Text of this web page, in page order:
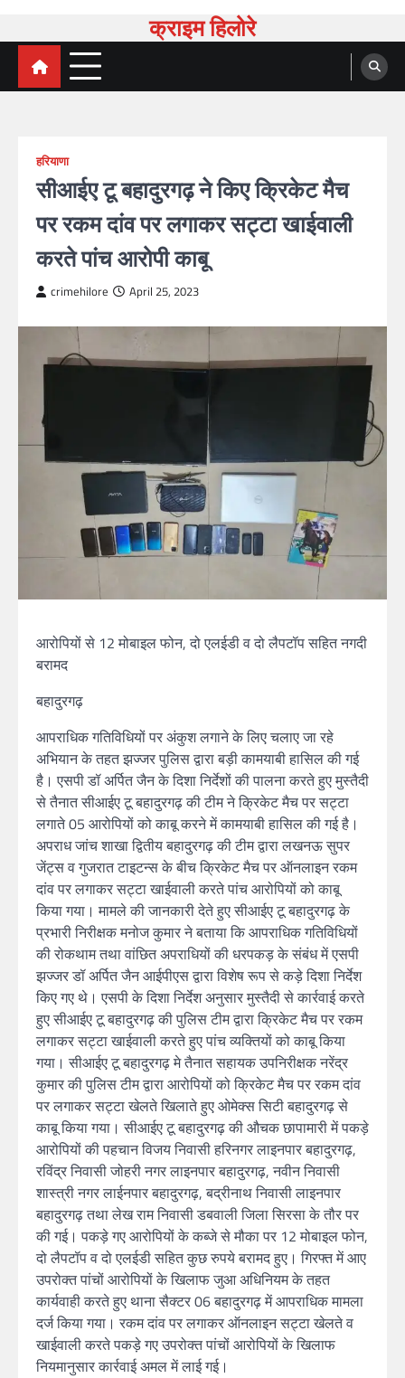
क्राइम हिलोरे
हरियाणा
सीआईए टू बहादुरगढ़ ने किए क्रिकेट मैच
पर रकम दांव पर लगाकर सट्टा खाईवाली
करते पांच आरोपी काबू
crimehilore April 25, 2023
आरोपियों से 12 मोबाइल फोन, दो एलईडी व दो लैपटॉप सहित नगदी
बरामद
बहादुरगढ़
आपराधिक गतिविधियों पर अंकुश लगाने के लिए चलाए जा रहे
अभियान के तहत झज्जर पुलिस द्वारा बड़ी कामयाबी हासिल की गई
है। एसपी डॉ अर्पित जैन के दिशा निर्देशों की पालना करते हुए मुस्तैदी
से तैनात सीआईए टू बहादुरगढ़ की टीम ने क्रिकेट मैच पर सट्टा
लगाते 05 आरोपियों को काबू करने में कामयाबी हासिल की गई है।
अपराध जांच शाखा द्वितीय बहादुरगढ़ की टीम द्वारा लखनऊ सुपर
जेंट्स व गुजरात टाइटन्स के बीच क्रिकेट मैच पर ऑनलाइन रकम
दांव पर लगाकर सट्टा खाईवाली करते पांच आरोपियों को काबू
किया गया। मामले की जानकारी देते हुए सीआईए टू बहादुरगढ़ के
प्रभारी निरीक्षक मनोज कुमार ने बताया कि आपराधिक गतिविधियों
की रोकथाम तथा वांछित अपराधियों की धरपकड़ के संबंध में एसपी
झज्जर डॉ अर्पित जैन आईपीएस द्वारा विशेष रूप से कड़े दिशा निर्देश
किए गए थे। एसपी के दिशा निर्देश अनुसार मुस्तैदी से कार्रवाई करते
हुए सीआईए टू बहादुरगढ़ की पुलिस टीम द्वारा क्रिकेट मैच पर रकम
लगाकर सट्टा खाईवाली करते हुए पांच व्यक्तियों को काबू किया
गया। सीआईए टू बहादुरगढ़ मे तैनात सहायक उपनिरीक्षक नरेंद्र
कुमार की पुलिस टीम द्वारा आरोपियों को क्रिकेट मैच पर रकम दांव
पर लगाकर सट्टा खेलते खिलाते हुए ओमेक्स सिटी बहादुरगढ़ से
काबू किया गया। सीआईए टू बहादुरगढ़ की औचक छापामारी में पकड़े
आरोपियों की पहचान विजय निवासी हरिनगर लाइनपार बहादुरगढ़,
रविंद्र निवासी जोहरी नगर लाइनपार बहादुरगढ़, नवीन निवासी
शास्त्री नगर लाईनपार बहादुरगढ़, बद्रीनाथ निवासी लाइनपार
बहादुरगढ़ तथा लेख राम निवासी डबवाली जिला सिरसा के तौर पर
की गई। पकड़े गए आरोपियों के कब्जे से मौका पर 12 मोबाइल फोन,
दो लैपटॉप व दो एलईडी सहित कुछ रुपये बरामद हुए। गिरफ्त में आए
उपरोक्त पांचों आरोपियों के खिलाफ जुआ अधिनियम के तहत
कार्यवाही करते हुए थाना सैक्टर 06 बहादुरगढ़ में आपराधिक मामला
दर्ज किया गया। रकम दांव पर लगाकर ऑनलाइन सट्टा खेलते व
खाईवाली करते पकड़े गए उपरोक्त पांचों आरोपियों के खिलाफ
नियमानुसार कार्रवाई अमल में लाई गई।